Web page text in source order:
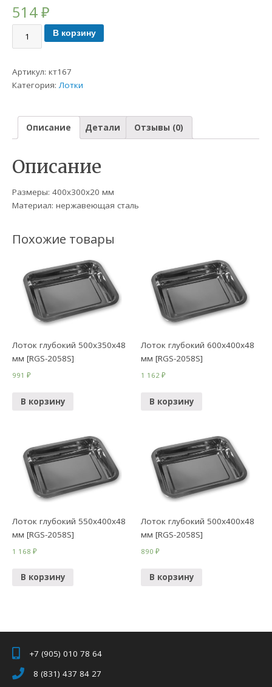
514₽
В корзину
Артикул:кт167
Категория: Лотки
Описание Детали Отзывы (0)
Описание
Размеры: 400х300х20 мм
Материал: нержавеющая сталь
Похожие товары
Лоток глубокий 500х350х48
мм [RGS-2058S]
991₽
В корзину
Лоток глубокий 600х400х48
мм [RGS-2058S]
1 162₽
В корзину
Лоток глубокий 550х400х48
мм [RGS-2058S]
1 168₽
В корзину
Лоток глубокий 500х400х48
мм [RGS-2058S]
890₽
В корзину
+7 (905) 010 78 64
8 (831) 437 84 27